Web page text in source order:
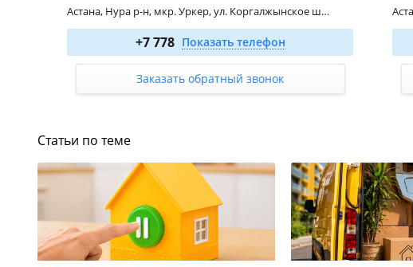
Астана, Нура р-н, мкр. Уркер, ул. Коргалжынское шоссе - ул. Укили Ыбырай, 15
1-комн. 27.4 м²
от 8 500 000
2-комн. 44.4 м²
от 11 100 000 ₸
+7 778 Показать телефон
Заказать обратный звонок
1-
2-
3-
Статьи по теме